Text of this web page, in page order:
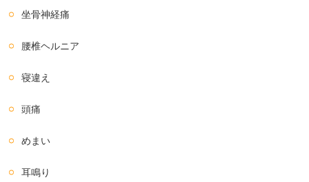
坐骨神経痛
腰椎ヘルニア
寝違え
頭痛
めまい
耳鳴り